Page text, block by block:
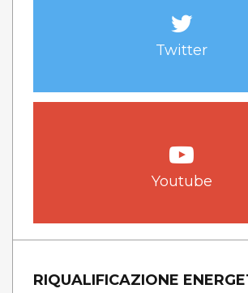
Twitter
Youtube
RIQUALIFICAZIONE